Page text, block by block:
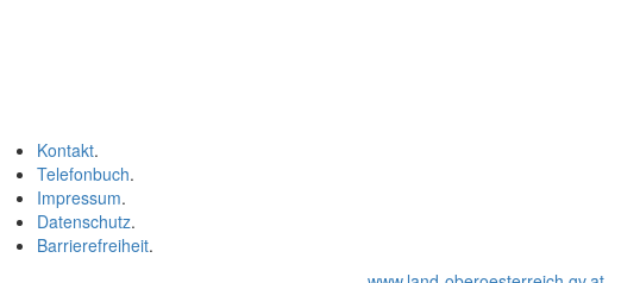
Kontakt.
Telefonbuch.
Impressum.
Datenschutz.
Barrierefreiheit.